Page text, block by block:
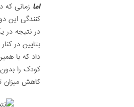
اما زمانی
کنندگی این
بتایین در
داد که با
کودک را
کاهش میزان